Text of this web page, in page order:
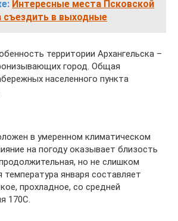
Интересные места Псковской
съездить в выходные
территории Архангельска –
город. Общая
населенного пункта
в умеренном климатическом
на погоду оказывает близость
но не слишком
температура января составляет
прохладное, со средней
170С.